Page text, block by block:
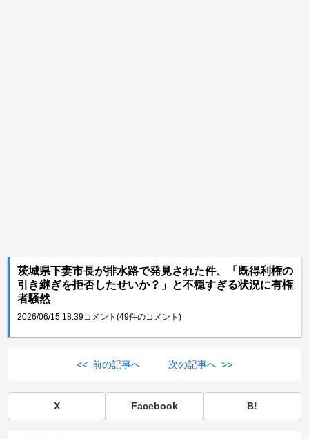
茨城県下妻市長が排水路で発見された件、「既得利権の
引き継ぎを拒否したせいか？」と不穏すぎる状況に有権
者騒然
2026/06/15 18:39コメント(49件のコメント)
<< 前の記事へ 次の記事へ >>
X Facebook B!